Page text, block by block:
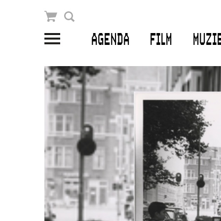
AGENDA FILM
Winkelmandje
PLAN JE BEZOEK
Openingstijden & contact
Bereikbaarheid
Kaartverkoop
EDUCATIE
Schoolvoorstellingen
Filmprogramma’s Primair Onderwijs